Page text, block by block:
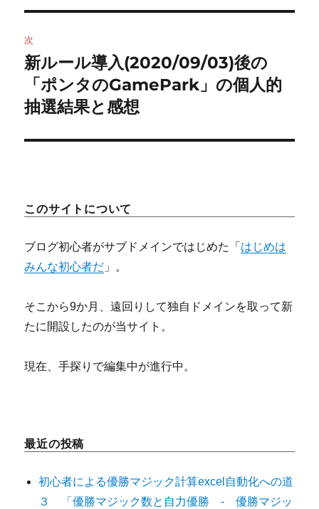
ゲ
ー
シ
ョ
ン
次
次
の
投
新ルール導入(2020/09/03)後の
「ポンタのGamePark」の個人的
抽選結果と感想
このサイトについて
ブログ初心者がサブドメインではじめた「 はじめは
みんな初心者だ 」。
そこから9か月、遠回りして独自ドメインを取って新
たに開設したのが当サイト。
現在、手探りで編集中が進行中。
最近の投稿
初心者による優勝マジック計算excel自動化への道
３ 「優勝マジック数と自力優勝 - 優勝マジッ